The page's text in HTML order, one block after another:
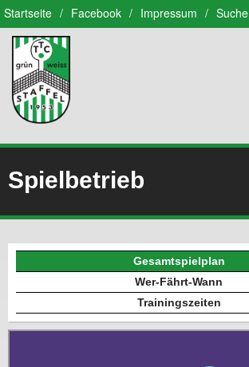
Startseite / Facebook / Impressum / Suche
Spielbetrieb
Gesamtspielplan
Wer-Fährt-Wann
Trainingszeiten